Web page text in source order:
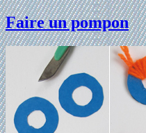
Faire un pompon